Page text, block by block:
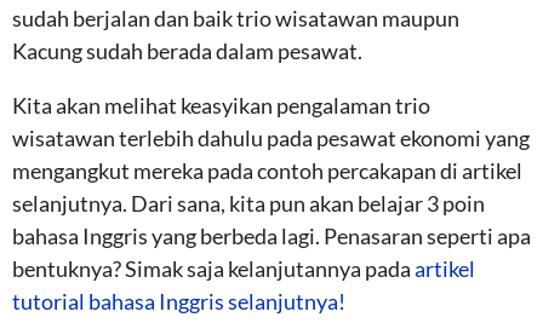
sudah berjalan dan baik trio wisatawan maupun
Kacung sudah berada dalam pesawat.
Kita akan melihat keasyikan pengalaman trio
wisatawan terlebih dahulu pada pesawat ekonomi yang
mengangkut mereka pada contoh percakapan di artikel
selanjutnya. Dari sana, kita pun akan belajar 3 poin
bahasa Inggris yang berbeda lagi. Penasaran seperti apa
bentuknya? Simak saja kelanjutannya padaartikel
tutorial bahasa Inggris selanjutnya!